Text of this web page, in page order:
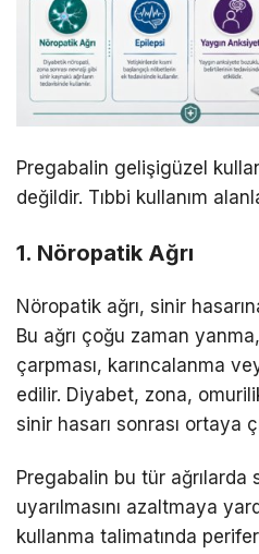
Pregabalin gelişigüzel
değildir. Tıbbi kullanım
1. Nöropatik Ağrı
Nöropatik ağrı, sinir
Bu ağrı çoğu zaman
çarpması, karıncalanma
edilir. Diyabet, zona,
sinir hasarı sonrası ortaya
Pregabalin bu tür ağrılarda
uyarılmasını azaltmaya
kullanma talimatında